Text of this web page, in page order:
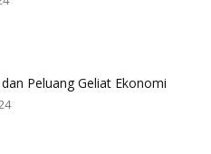
dan Peluang Geliat Ekonomi